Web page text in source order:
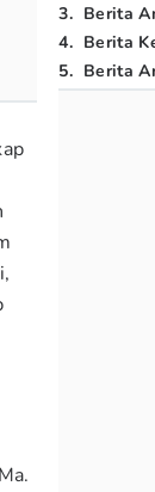
3. Berita
4. Berita
5. Berita